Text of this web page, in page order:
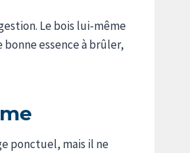
Le bois lui-même
essence à brûler,
ponctuel, mais il ne